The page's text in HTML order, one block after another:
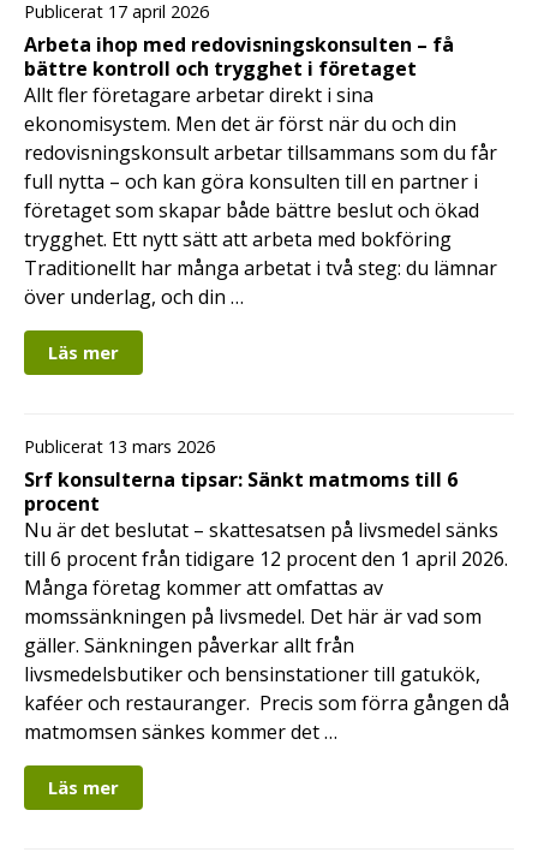
Publicerat 17 april 2026
Arbeta ihop med redovisningskonsulten – få
bättre kontroll och trygghet i företaget
Allt fler företagare arbetar direkt i sina
ekonomisystem. Men det är först när du och din
redovisningskonsult arbetar tillsammans som du får
full nytta – och kan göra konsulten till en partner i
företaget som skapar både bättre beslut och ökad
trygghet. Ett nytt sätt att arbeta med bokföring
Traditionellt har många arbetat i två steg: du lämnar
över underlag, och din …
Läs mer
Publicerat 13 mars 2026
Srf konsulterna tipsar: Sänkt matmoms till 6
procent
Nu är det beslutat – skattesatsen på livsmedel sänks
till 6 procent från tidigare 12 procent den 1 april 2026.
Många företag kommer att omfattas av
momssänkningen på livsmedel. Det här är vad som
gäller. Sänkningen påverkar allt från
livsmedelsbutiker och bensinstationer till gatukök,
kaféer och restauranger. Precis som förra gången då
matmomsen sänkes kommer det …
Läs mer